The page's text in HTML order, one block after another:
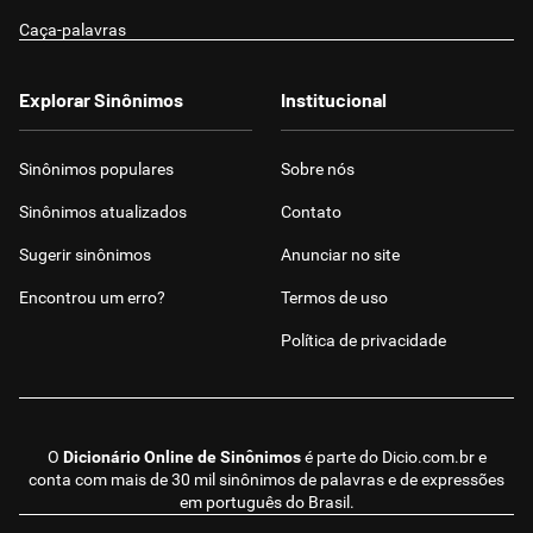
Caça-palavras
O Dicionário Online de Sinônimosé parte do Dicio.com.bre
conta com mais de 30 mil sinônimos de palavras e de expressões
em português do Brasil.
Explorar Sinônimos
Sinônimos populares
Sinônimos atualizados
Sugerir sinônimos
Encontrou um erro?
Institucional
Sobre nós
Contato
Anunciar no site
Termos de uso
Política de privacidade